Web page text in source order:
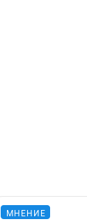
МНЕНИЕ